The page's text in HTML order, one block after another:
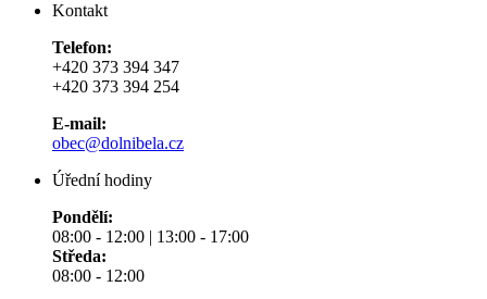
Kontakt
Telefon:
+420 373 394 347
+420 373 394 254
E-mail:
obec@dolnibela.cz
Úřední hodiny
Pondělí:
08:00 - 12:00 | 13:00 - 17:00
Středa:
08:00 - 12:00